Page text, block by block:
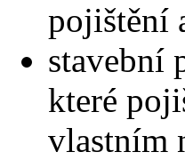
pojištění
stavební
které
vlastním